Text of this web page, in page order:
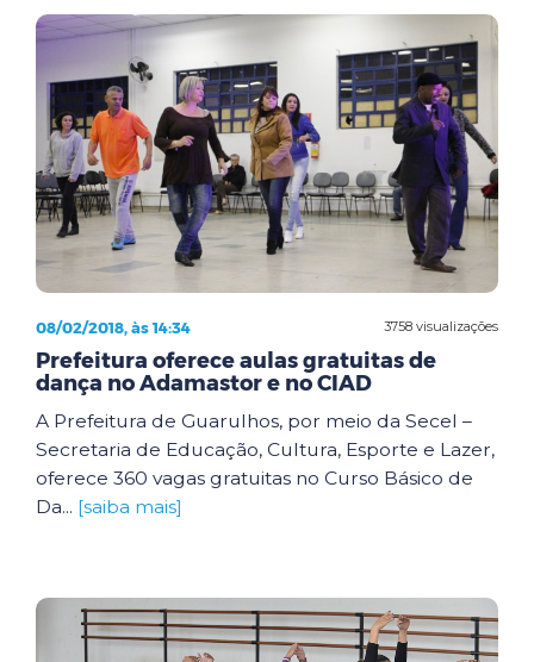
3758 visualizações
08/02/2018, às 14:34
Prefeitura oferece aulas gratuitas de
dança no Adamastor e no CIAD
A Prefeitura de Guarulhos, por meio da Secel –
Secretaria de Educação, Cultura, Esporte e Lazer,
oferece 360 vagas gratuitas no Curso Básico de
Da... [saiba mais]